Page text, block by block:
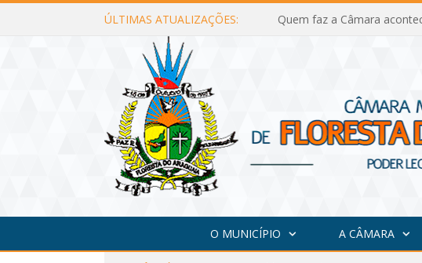
ÚLTIMAS ATUALIZAÇÕES: Quem faz a Câmara
O MUNICÍPIO A CÂMARA